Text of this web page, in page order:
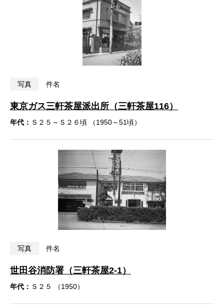
写真 件名
東京ガス三軒茶屋派出所（三軒茶屋116）
年代： Ｓ２５～Ｓ２６頃 （1950～51頃）
写真 件名
世田谷消防署（三軒茶屋2-1）
年代： Ｓ２５ （1950）